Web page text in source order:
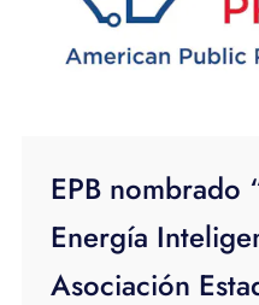
EPB nombrado
Energía
Asociación